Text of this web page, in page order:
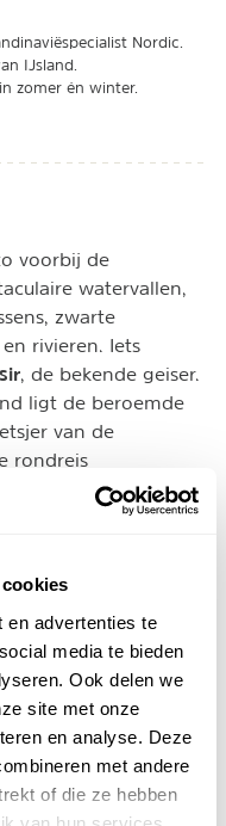
en advertenties te
media te bieden
Ook delen we
site met onze
en analyse. Deze
met andere
of die ze hebben
Nordic.
IJsland.
zomer én winter.
voorbij de
watervallen,
zwarte
rivieren. Iets
, de bekende geiser.
ligt de beroemde
van de
rondreis
beoefenen, zoals
Jokulsarlonmeer
wat
natuur.
excursies
en
volledig verzorgde reizen
reizen zoals jij het wilt.